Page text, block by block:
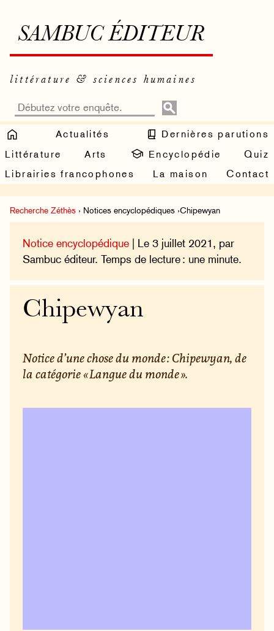
SAMBUC ÉDITEUR
littérature & sciences humaines
Actualités
Dernières parutions
Littérature
Arts Encyclopédie
Quiz
Librairies francophones
La maison Contact
Recherche Zéthès › Notices encyclopédiques ›Chipewyan
Notice encyclopédique | Le 3 juillet 2021, par
Sambuc éditeur. Temps de lecture : une minute.
Chipewyan
Notice d’une chose du monde : Chipewyan, de
la catégorie « Langue du monde ».